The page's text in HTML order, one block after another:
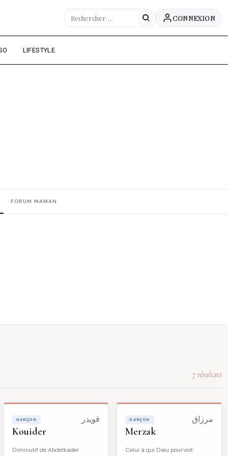
CONNEXION
LIFESTYLE
FORUM MAMAN
7 résultats
GARÇON قويدر
Kouider
Diminutif de Abdelkader
GARÇON مرزاق
Merzak
Celui à qui Dieu pourvoit